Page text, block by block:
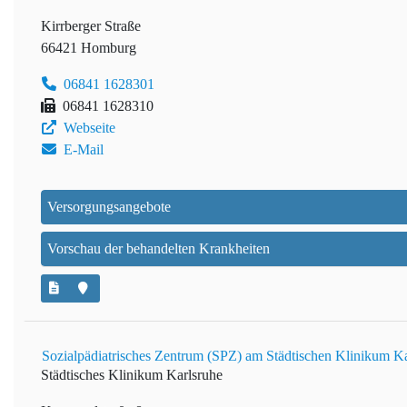
Kirrberger Straße
66421 Homburg
06841 1628301
06841 1628310
Webseite
E-Mail
Versorgungsangebote
Vorschau der behandelten Krankheiten
Sozialpädiatrisches Zentrum (SPZ) am Städtischen Klinikum
Städtisches Klinikum Karlsruhe